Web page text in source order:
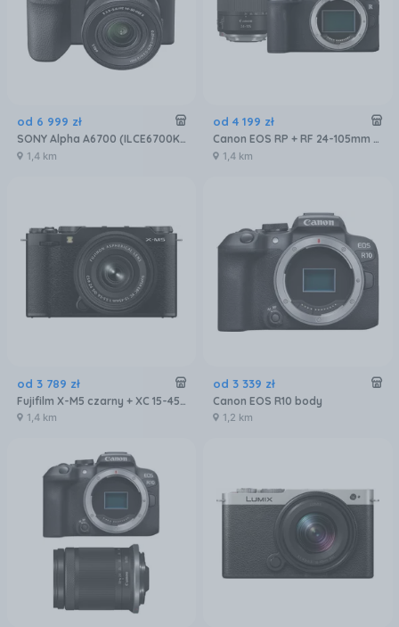
od 6 999 zł
SONY Alpha A6700 (ILCE6700KB.CEC) Czarny + Obiektyw 16-50 mm f/3.5 - 5.6 OSS II
1,4 km
od 4 199 zł
Canon EOS RP + RF 24-105mm F4-7.1 IS STM
1,4 km
od 3 789 zł
Fujifilm X-M5 czarny + XC 15-45mm f/3.5-5.6 OIS PZ
1,4 km
od 3 339 zł
Canon EOS R10 body
1,2 km